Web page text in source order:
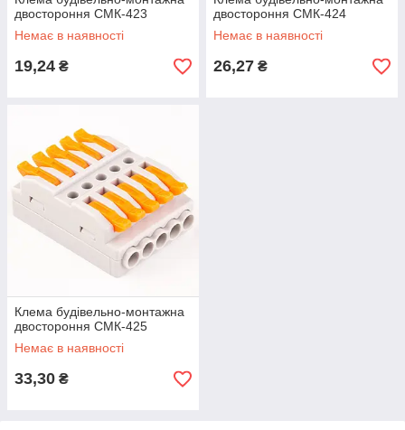
двостороння СМК-423
Немає в наявності
19,24 ₴
двостороння СМК-424
Немає в наявності
26,27 ₴
Клема будiвельно-монтажна
двостороння СМК-425
Немає в наявності
33,30 ₴